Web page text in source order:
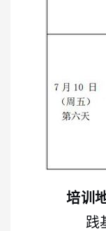
培训
践